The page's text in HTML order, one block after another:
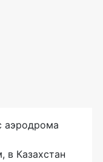
аэродрома
в Казахстан